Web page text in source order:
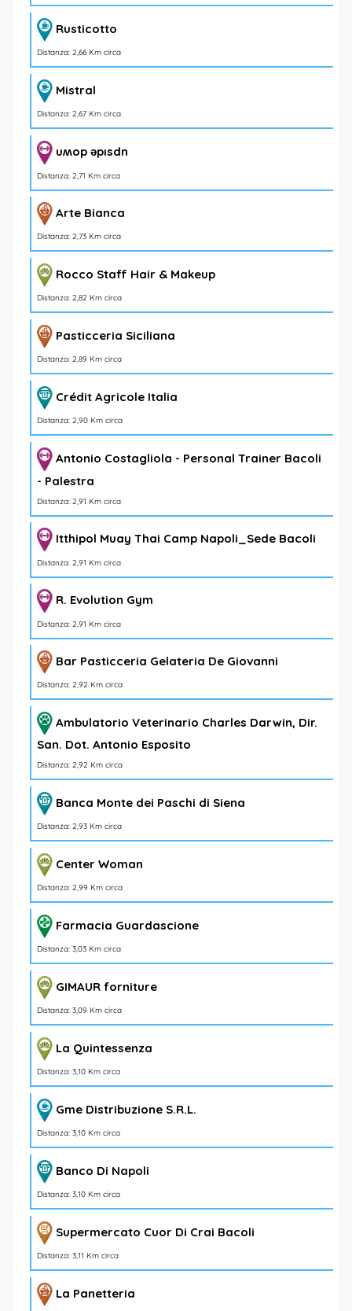
Rusticotto
Distanza: 2,66 Km circa
Mistral
Distanza: 2,67 Km circa
uʍop ǝpısdn
Distanza: 2,71 Km circa
Arte Bianca
Distanza: 2,73 Km circa
Rocco Staff Hair & Makeup
Distanza: 2,82 Km circa
Pasticceria Siciliana
Distanza: 2,89 Km circa
Crédit Agricole Italia
Distanza: 2,90 Km circa
Antonio Costagliola - Personal Trainer Bacoli
- Palestra
Distanza: 2,91 Km circa
Itthipol Muay Thai Camp Napoli_Sede Bacoli
Distanza: 2,91 Km circa
R. Evolution Gym
Distanza: 2,91 Km circa
Bar Pasticceria Gelateria De Giovanni
Distanza: 2,92 Km circa
Ambulatorio Veterinario Charles Darwin, Dir.
San. Dot. Antonio Esposito
Distanza: 2,92 Km circa
Banca Monte dei Paschi di Siena
Distanza: 2,93 Km circa
Center Woman
Distanza: 2,99 Km circa
Farmacia Guardascione
Distanza: 3,03 Km circa
GIMAUR forniture
Distanza: 3,09 Km circa
La Quintessenza
Distanza: 3,10 Km circa
Gme Distribuzione S.R.L.
Distanza: 3,10 Km circa
Banco Di Napoli
Distanza: 3,10 Km circa
Supermercato Cuor Di Crai Bacoli
Distanza: 3,11 Km circa
La Panetteria